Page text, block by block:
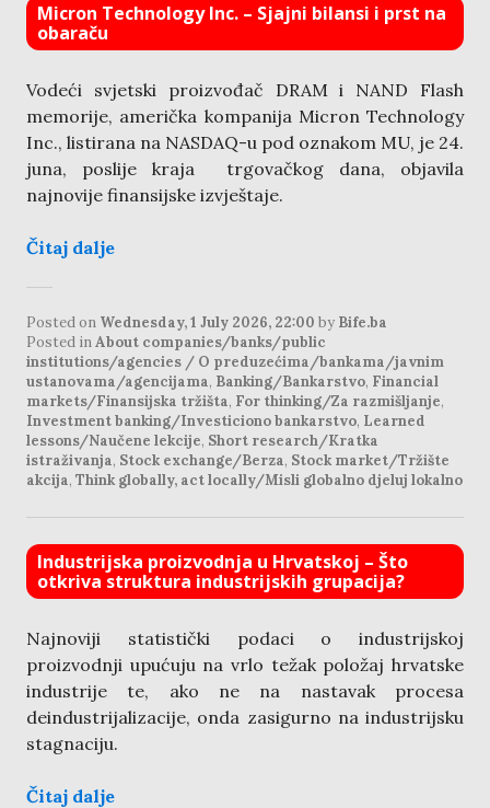
Micron Technology Inc. – Sjajni bilansi i prst na
obaraču
Vodeći svjetski proizvođač DRAM i NAND Flash
memorije, američka kompanija Micron Technology
Inc., listirana na NASDAQ-u pod oznakom MU, je 24.
juna, poslije kraja trgovačkog dana, objavila
najnovije finansijske izvještaje.
Čitaj dalje
Posted on Wednesday, 1 July 2026, 22:00 by Bife.ba
Posted inAbout companies/banks/public
institutions/agencies / O preduzećima/bankama/javnim
ustanovama/agencijama, Banking/Bankarstvo, Financial
markets/Finansijska tržišta, For thinking/Za razmišljanje,
Investment banking/Investiciono bankarstvo, Learned
lessons/Naučene lekcije, Short research/Kratka
istraživanja, Stock exchange/Berza, Stock market/Tržište
akcija, Think globally, act locally/Misli globalno djeluj lokalno
Industrijska proizvodnja u Hrvatskoj – Što
otkriva struktura industrijskih grupacija?
Najnoviji statistički podaci o industrijskoj
proizvodnji upućuju na vrlo težak položaj hrvatske
industrije te, ako ne na nastavak procesa
deindustrijalizacije, onda zasigurno na industrijsku
stagnaciju.
Čitaj dalje